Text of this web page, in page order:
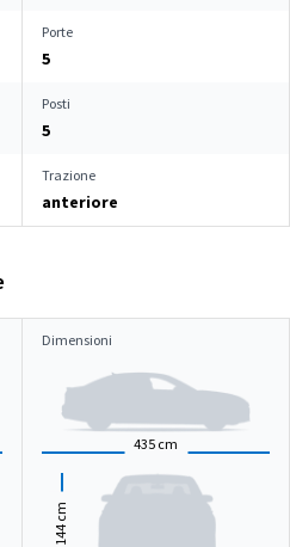
Porte
5
Posti
5
Trazione
anteriore
Dimensioni
435 cm
144
cm